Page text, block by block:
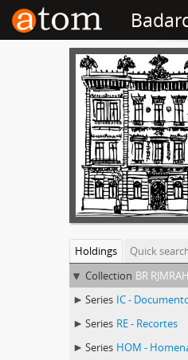
Holdings
Quick
Collection BR RJMRAHI
Series IC -
Series RE - Recortes
Series HOM -